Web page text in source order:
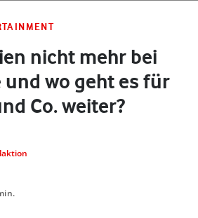
nicht mehr bei
und wo geht es für
Co. weiter?